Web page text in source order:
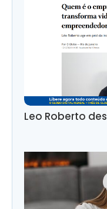
Leo Roberto